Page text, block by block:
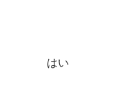
はい